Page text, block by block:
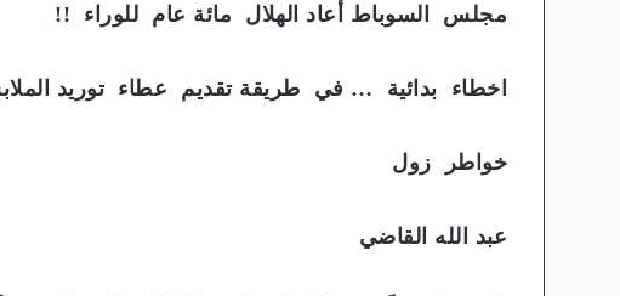
مجلس السوباط أعاد الهلال مائة عام للوراء !!
اخطاء بدائية … في طريقة تقديم عطاء توريد
خواطر زول
عبد الله القاضي